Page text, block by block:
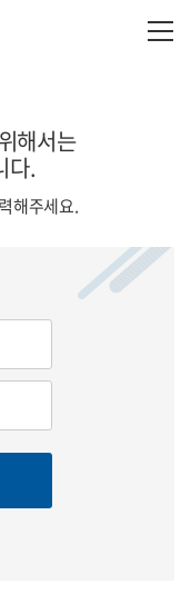
해서는
다.
해주세요.